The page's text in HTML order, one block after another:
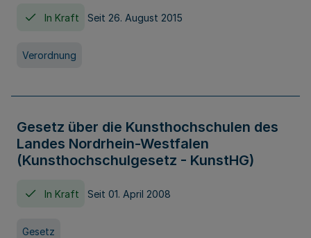
In Kraft Seit 26. August 2015
Verordnung
Gesetz über die Kunsthochschulen des
Landes Nordrhein-Westfalen
(Kunsthochschulgesetz - KunstHG)
In Kraft Seit 01. April 2008
Gesetz